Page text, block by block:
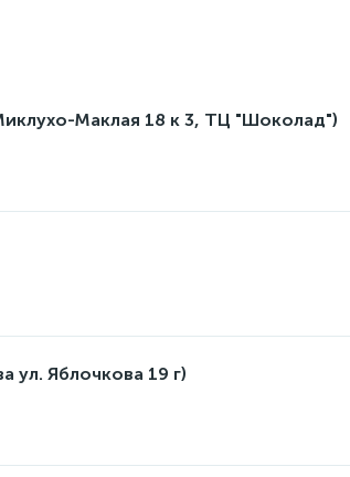
Маклая 18 к 3, ТЦ "Шоколад")
ул. Яблочкова 19 г)